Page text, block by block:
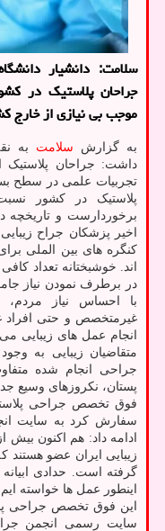
سلامت: دانشیار
جراحان پلاستیک در
موجب بی نیازی از
به گزارش سلامت به
داشت: جراحان پلاستیک
تجربیات علمی در سطح
پلاستیک در کشور
برخوردارست و تاریخچه
اخیر پزشکان جراح
کنگره های بین الملی
اند. خوشبختانه تعداد
در برطرف نمودن نیاز
با احساس نیاز
غیرمتخصص و حتی افراد
انجام عمل های زیبایی
متقاضیان زیبایی به
جراحی انجام شده
پستان، نکروزهای وسیع
فوق تخصص جراحی
سفارش کرد به سایت
زیبایی ایران عضو هستند
گرفته است. حدادی
اینطور عمل ها خواسته
این فوق تخصص جراحی
سایت رسمی انجمن